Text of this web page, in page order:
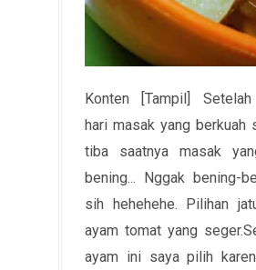
Konten [Tampil]
hari masak yang berkuah
tiba saatnya masak
bening... Nggak bening-
sih hehehehe. Pilihan
ayam tomat yang
ayam ini saya pilih